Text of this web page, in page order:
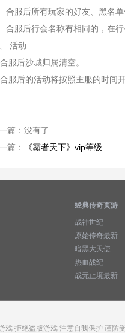
合服后所有玩家的好友、黑名单
合服后行会名称有相同的，在
活动
服后沙城归属清空。
服后的活动将按照主服的时间
篇： 没有了
篇：
《霸者天下》vip等级
经典传奇页游
战神世纪
原始传奇最新
暗黑大天使
热血战纪
战无止境最新
戏 拒绝盗版游戏 注意自我保护 谨